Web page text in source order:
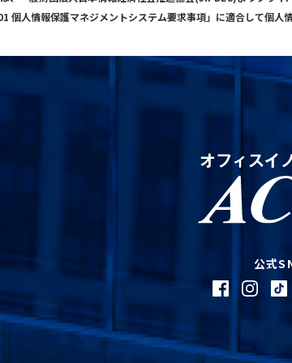
個人情報保護マネジメントシステム要求事項」に適合して個人
公式